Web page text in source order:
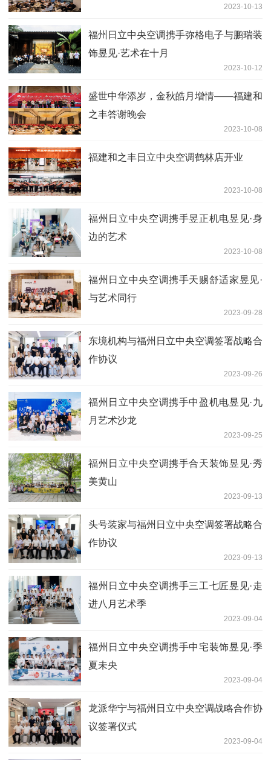
2023-10-13
福州日立中央空调携手弥格电子与鹏瑞装
饰昱见·艺术在十月
2023-10-12
盛世中华添岁，金秋皓月增情——福建和
之丰答谢晚会
2023-10-08
福建和之丰日立中央空调鹤林店开业
2023-10-08
福州日立中央空调携手昱正机电昱见·身
边的艺术
2023-10-08
福州日立中央空调携手天赐舒适家昱见·
与艺术同行
2023-09-28
东境机构与福州日立中央空调签署战略合
作协议
2023-09-26
福州日立中央空调携手中盈机电昱见·九
月艺术沙龙
2023-09-25
福州日立中央空调携手合天装饰昱见·秀
美黄山
2023-09-13
头号装家与福州日立中央空调签署战略合
作协议
2023-09-13
福州日立中央空调携手三工七匠昱见·走
进八月艺术季
2023-09-04
福州日立中央空调携手中宅装饰昱见·季
夏未央
2023-09-04
龙派华宁与福州日立中央空调战略合作协
议签署仪式
2023-09-04